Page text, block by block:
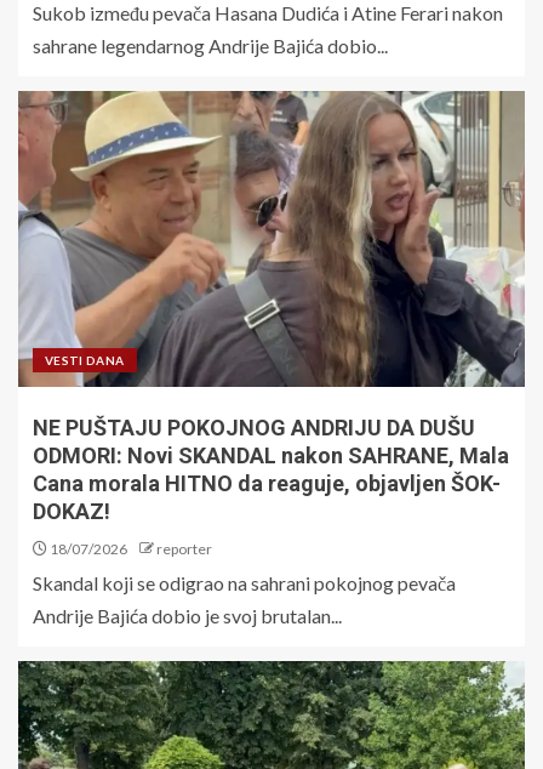
Sukob između pevača Hasana Dudića i Atine Ferari nakon
sahrane legendarnog Andrije Bajića dobio...
VESTI DANA
NE PUŠTAJU POKOJNOG ANDRIJU DA DUŠU
ODMORI: Novi SKANDAL nakon SAHRANE, Mala
Cana morala HITNO da reaguje, objavljen ŠOK-
DOKAZ!
18/07/2026 reporter
Skandal koji se odigrao na sahrani pokojnog pevača
Andrije Bajića dobio je svoj brutalan...